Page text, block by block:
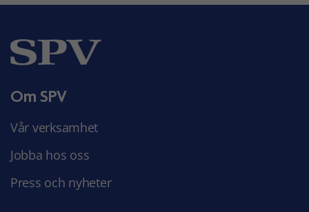
Om SPV
Vår verksamhet
Jobba hos oss
Press och nyheter